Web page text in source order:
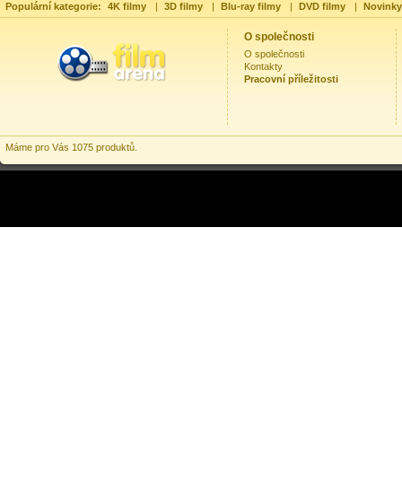
Populární kategorie: 4K filmy | 3D filmy | Blu-ray filmy | DVD filmy |
O společnosti
O společnosti
Kontakty
Pracovní příležitosti
Máme pro Vás 1075 produktů.